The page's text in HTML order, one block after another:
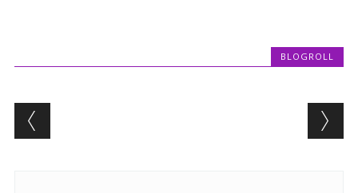
BLOGROLL
Post navigation